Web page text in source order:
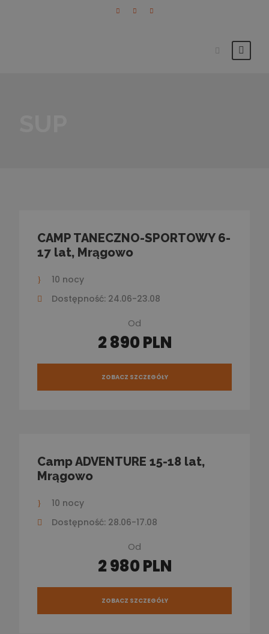
CAMP TANECZNO-SPORTOWY 6-
17 lat, Mrągowo
10 nocy
Dostępność: 24.06-23.08
Od
2 890 PLN
ZOBACZ SZCZEGÓŁY
Camp ADVENTURE 15-18 lat,
Mrągowo
10 nocy
Dostępność: 28.06-17.08
Od
2 980 PLN
ZOBACZ SZCZEGÓŁY